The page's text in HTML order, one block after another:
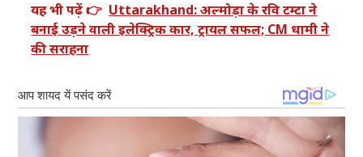
यह भी पढ़ें 👉 Uttarakhand: अल्मोड़ा के रवि टम्टा ने
बनाई उड़ने वाली इलेक्ट्रिक कार, ट्रायल सफल; CM धामी ने
की सराहना